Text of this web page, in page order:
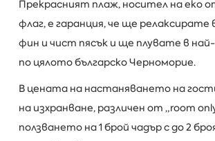
Прекрасният плаж, носител на еко
флаг, е гаранция, че ще релаксирате
фин и чист пясък и ще плувате в
по цялото българско Черноморие.
В цената на настаняването на
на изхранване, различен от „room
ползването на 1 брой чадър с до 2